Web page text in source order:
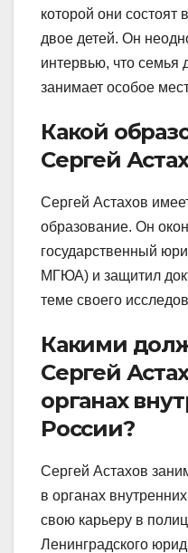
которой они состоят
двое детей. Он
интервью, что семья
занимает особое
Какой
Сергей
Сергей Астахов
образование. Он
государственный
МГЮА) и защитил
теме своего
Какими
Сергей
органах
России?
Сергей Астахов
в органах
свою карьеру в
Ленинградского